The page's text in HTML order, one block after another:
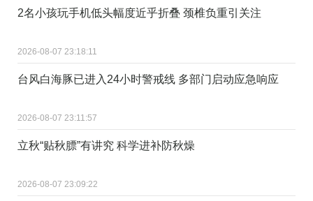
2名小孩玩手机低头幅度近乎折叠 颈椎负重引关注
2026-08-07 23:18:11
台风白海豚已进入24小时警戒线 多部门启动应急响应
2026-08-07 23:11:57
立秋“贴秋膘”有讲究 科学进补防秋燥
2026-08-07 23:09:22